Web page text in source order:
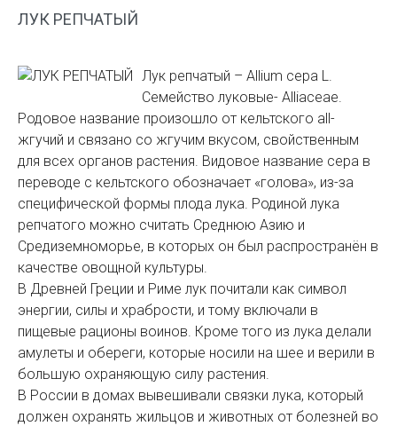
ЛУК РЕПЧАТЫЙ
Лук репчатый – Allium cepa L.
Семейство луковые- Alliaceae.
Родовое название произошло от кельтского all-
жгучий и связано со жгучим вкусом, свойственным
для всех органов растения. Видовое название cepa в
переводе с кельтского обозначает «голова», из-за
специфической формы плода лука. Родиной лука
репчатого можно считать Среднюю Азию и
Средиземноморье, в которых он был распространён в
качестве овощной культуры.
В Древней Греции и Риме лук почитали как символ
энергии, силы и храбрости, и тому включали в
пищевые рационы воинов. Кроме того из лука делали
амулеты и обереги, которые носили на шее и верили в
большую охраняющую силу растения.
В России в домах вывешивали связки лука, который
должен охранять жильцов и животных от болезней во